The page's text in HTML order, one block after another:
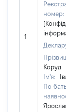
1
номер:
Коруд
Ім'я:
По